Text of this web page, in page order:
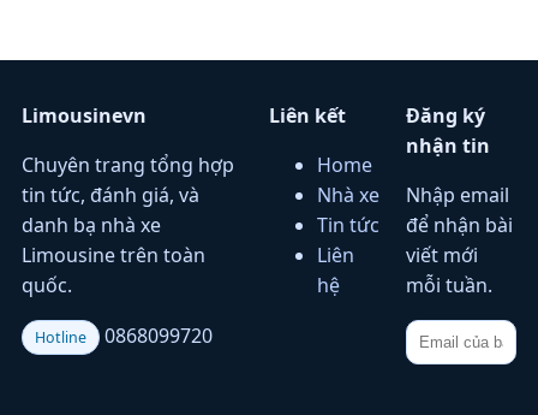
Limousinevn
Chuyên trang tổng hợp
tin tức, đánh giá, và
danh bạ nhà xe
Limousine trên toàn
quốc.
Hotline 0868099720
Liên kết
Home
Nhà xe
Tin tức
Liên
hệ
Đăng ký
nhận tin
Nhập email
để nhận bài
viết mới
mỗi tuần.